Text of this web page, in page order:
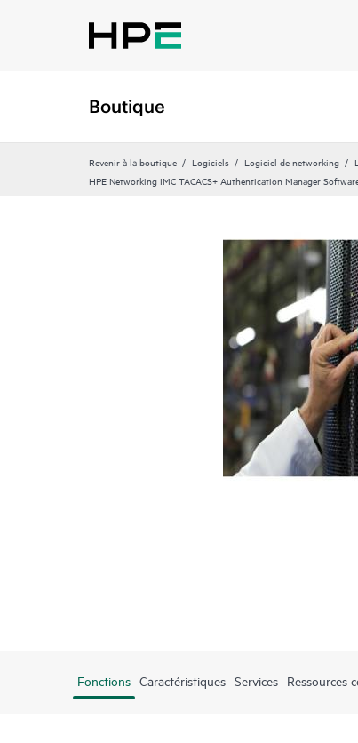
Boutique
Revenir à la boutique Logiciels Logiciel de networking
HPE Networking IMC TACACS+ Authentication Manager
Fonctions Caractéristiques Services Ressources